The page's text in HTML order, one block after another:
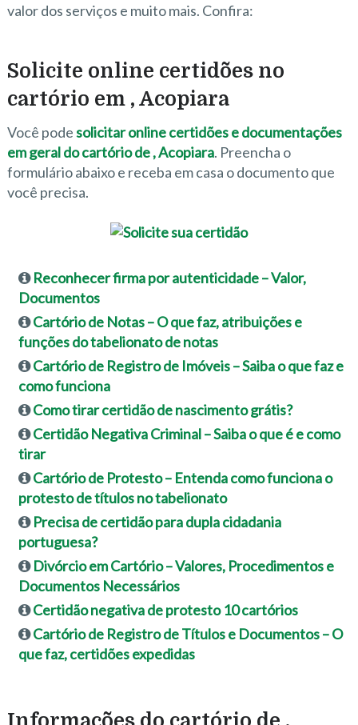
valor dos serviços e muito mais. Confira:
Solicite online certidões no
cartório em , Acopiara
Você podesolicitar online certidões e documentações
em geral do cartório de , Acopiara. Preencha o
formulário abaixo e receba em casa o documento que
você precisa.
Reconhecer firma por autenticidade – Valor,
Documentos
Cartório de Notas – O que faz, atribuições e
funções do tabelionato de notas
Cartório de Registro de Imóveis – Saiba o que faz e
como funciona
Como tirar certidão de nascimento grátis?
Certidão Negativa Criminal – Saiba o que é e como
tirar
Cartório de Protesto – Entenda como funciona o
protesto de títulos no tabelionato
Precisa de certidão para dupla cidadania
portuguesa?
Divórcio em Cartório – Valores, Procedimentos e
Documentos Necessários
Certidão negativa de protesto 10 cartórios
Cartório de Registro de Títulos e Documentos – O
que faz, certidões expedidas